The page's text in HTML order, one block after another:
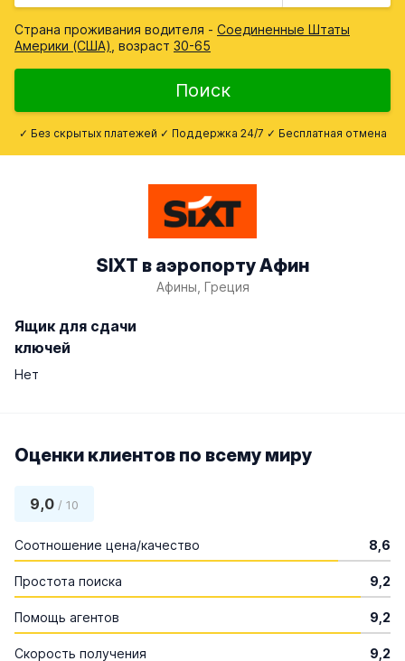
Страна проживания водителя - Соединенные Штаты
Америки (США) , возраст 30-65
Поиск
✓ Без скрытых платежей ✓ Поддержка 24/7 ✓ Бесплатная отмена
SIXT в аэропорту Афин
Афины, Греция
Ящик для сдачи
ключей
Нет
Оценки клиентов по всему миру
9,0 / 10
Соотношение цена/качество 8,6
Простота поиска 9,2
Помощь агентов 9,2
Скорость получения 9,2